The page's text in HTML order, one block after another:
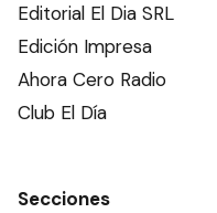
Editorial El Dia SRL
Edición Impresa
Ahora Cero Radio
Club El Día
Secciones